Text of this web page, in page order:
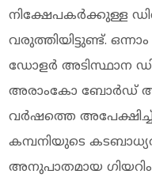
നിക്ഷേപകർക്കുള്ള
വരുത്തിയിട്ടുണ്ട്.
ഡോളർ അടിസ്ഥാന
അരാംകോ ബോർഡ്
വർഷത്തെ
കമ്പനിയുടെ
അനുപാതമായ